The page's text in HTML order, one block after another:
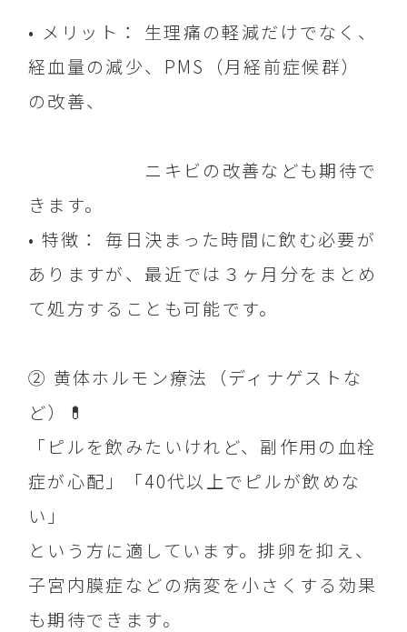
• メリット： 生理痛の軽減だけでなく、
経血量の減少、PMS（月経前症候群）
の改善、
ニキビの改善なども期待で
きます。
• 特徴： 毎日決まった時間に飲む必要が
ありますが、最近では３ヶ月分をまとめ
て処方することも可能です。
② 黄体ホルモン療法（ディナゲストな
ど）💊
「ピルを飲みたいけれど、副作用の血栓
症が心配」「40代以上でピルが飲めな
い」
という方に適しています。排卵を抑え、
子宮内膜症などの病変を小さくする効果
も期待できます。